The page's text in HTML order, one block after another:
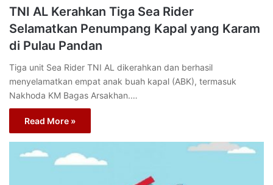
TNI AL Kerahkan Tiga Sea Rider
Selamatkan Penumpang Kapal yang Karam
di Pulau Pandan
Tiga unit Sea Rider TNI AL dikerahkan dan berhasil
menyelamatkan empat anak buah kapal (ABK), termasuk
Nakhoda KM Bagas Arsakhan.…
Read More »